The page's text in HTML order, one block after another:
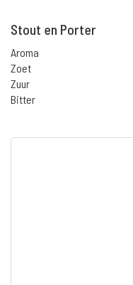
Stout en Porter
Aroma
Zoet
Zuur
Bitter